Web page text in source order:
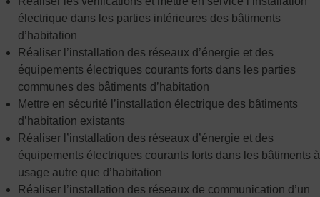
électrique dans les parties intérieures des bâtiments
d’habitation
Réaliser l’installation des réseaux d’énergie et des
équipements électriques courants forts dans les parties
communes des bâtiments d’habitation
Mettre en sécurité l’installation électrique des bâtiments
d’habitation existants
Réaliser l’installation des réseaux d’énergie et des
équipements électriques courants forts dans les bâtiments à
usage autre que d’habitation
Réaliser l’installation des réseaux de communication d’un